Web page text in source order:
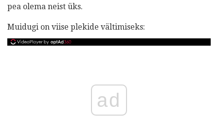
pea olema neist üks.
Muidugi on viise plekide vältimiseks:
ad